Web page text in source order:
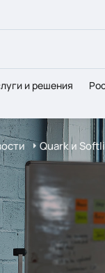
и решения
Quark и